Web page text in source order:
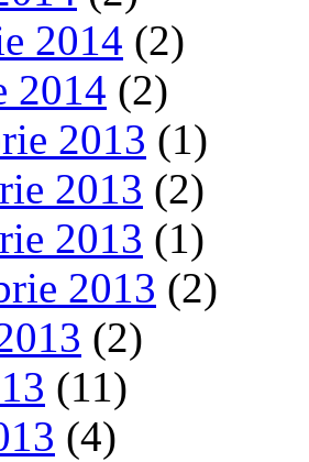
2014 (2)
2014 (2)
2013 (1)
2013 (2)
2013 (1)
2013 (2)
(2)
(11)
(4)